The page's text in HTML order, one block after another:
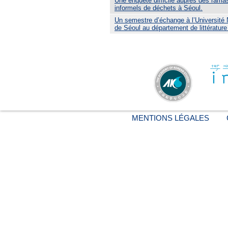
informels de déchets à Séoul.
Un semestre d’échange à l’Université
de Séoul au département de
MENTIONS LÉGALES